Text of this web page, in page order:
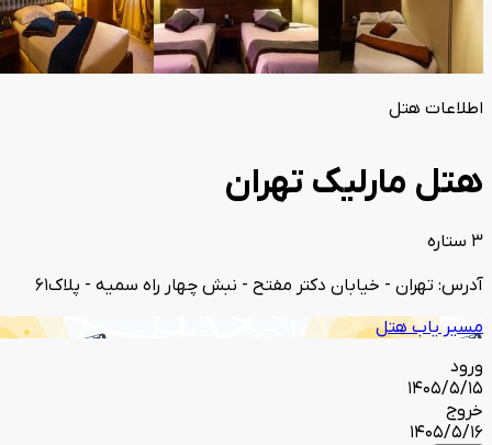
اطلاعات هتل
هتل مارلیک تهران
3 ستاره
آدرس: تهران - خیابان دکتر مفتح - نبش چهار راه سمیه - پلاک61
مسیر یاب هتل
ورود
1405/5/15
خروج
1405/5/16